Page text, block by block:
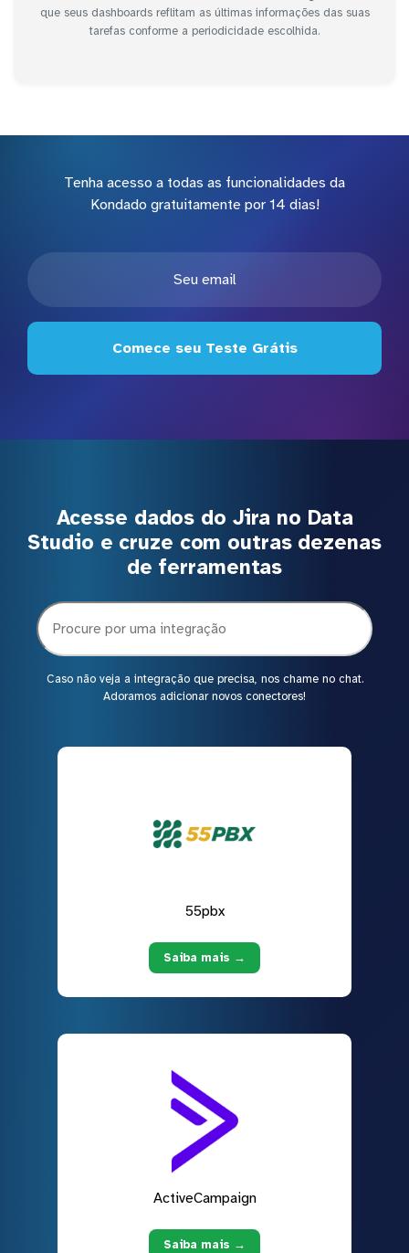
que seus dashboards reflitam as últimas informações das suas
tarefas conforme a periodicidade escolhida.
Tenha acesso a todas as funcionalidades da
Kondado gratuitamente por 14 dias!
Comece seu Teste Grátis
Acesse dados do Jira no Data
Studio e cruze com outras dezenas
de ferramentas
Caso não veja a integração que precisa, nos chame no chat.
Adoramos adicionar novos conectores!
55pbx
Saiba mais →
ActiveCampaign
Saiba mais →